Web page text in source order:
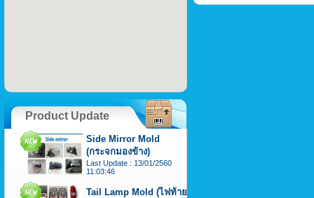
Product Update
Side Mirror Mold
(กระจกมองข้าง)
Last Update : 13/01/2560
11:03:46
Tail Lamp Mold (ไฟท้าย)